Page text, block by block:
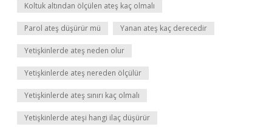
Koltuk altından ölçülen ateş kaç olmalı
Parol ateş düşürür mü Yanan ateş kaç derecedir
Yetişkinlerde ateş neden olur
Yetişkinlerde ateş nereden ölçülür
Yetişkinlerde ateş sınırı kaç olmalı
Yetişkinlerde ateşi hangi ilaç düşürür